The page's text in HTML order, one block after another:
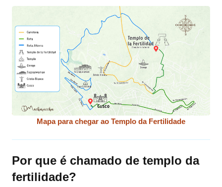
Mapa para chegar ao Templo da Fertilidade
Por que é chamado de templo da
fertilidade?